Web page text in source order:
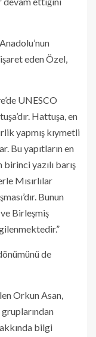
eden Özel,
UNESCO
Hattuşa, en
yapmış kıymetli
Bu yapıtların en
yazılı barış
Mısırlılar
Bunun
Birleşmiş
de
Orkun Asan,
gruplarından
bilgi